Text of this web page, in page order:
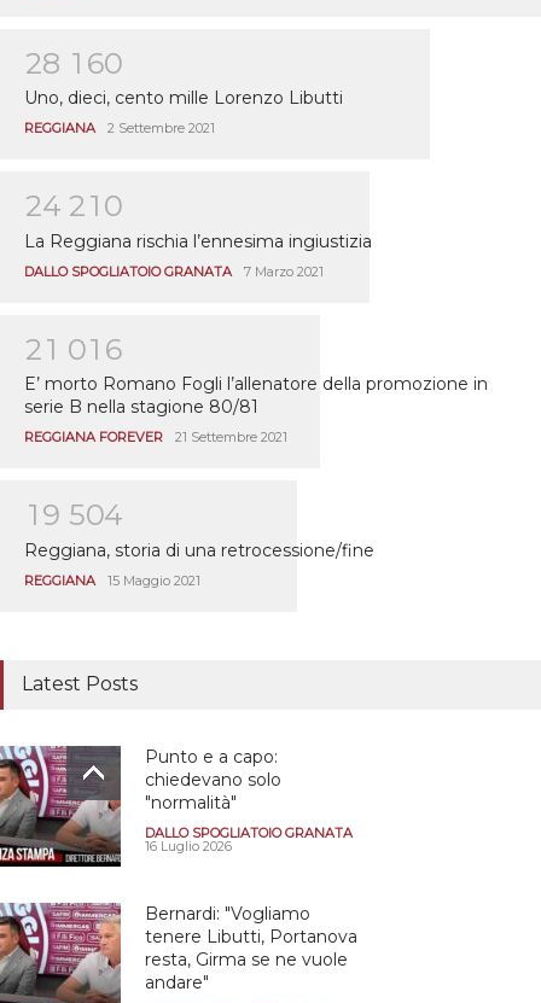
28 1 60
Uno, dieci, cento mille Lorenzo Libutti
REGGIANA 2 Settembre 2021
24 21 0
La Reggiana rischia l’ennesima ingiustizia
DALLO SPOGLIATOIO GRANATA 7 Marzo 2021
21 01 6
E’ morto Romano Fogli l’allenatore della promozione in
serie B nella stagione 80/81
REGGIANA FOREVER 21 Settembre 2021
1 9 504
Reggiana, storia di una retrocessione/fine
REGGIANA 15 Maggio 2021
Latest Posts
Punto e a capo:
chiedevano solo
"normalità"
DALLO SPOGLIATOIO GRANATA
16 Luglio 2026
Bernardi: "Vogliamo
tenere Libutti, Portanova
resta, Girma se ne vuole
andare"